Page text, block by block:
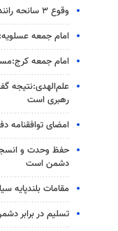
وقوع ۳ سانحه رانندگی در جاده‌های استان سمنان؛ یک نفر جان باخت
امام جمعه
امام جمعه
علم‌الهدی:نتیجه
رهبری است
امضای توافقنامه
حفظ وحدت و
دشمن است
مقامات بلندپایه
تسلیم در برابر